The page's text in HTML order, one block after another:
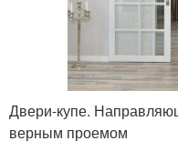
Двери-купе.
верным проемом